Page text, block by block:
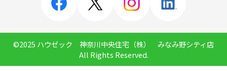
©2025 ハウゼック 神奈川中央住宅（株） みなみ野シティ店
All Rights Reserved.